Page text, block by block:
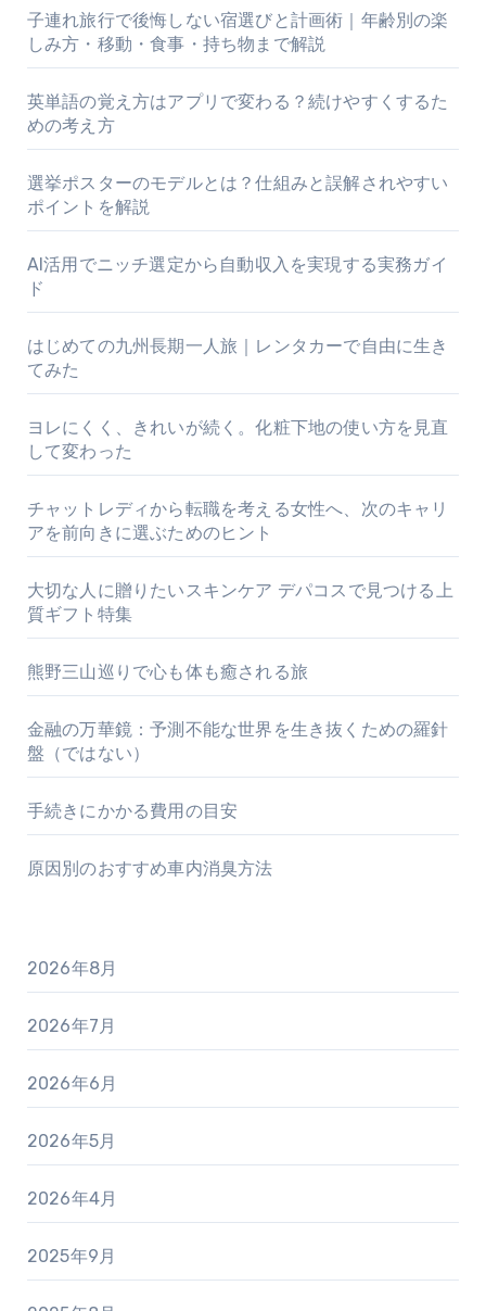
子連れ旅行で後悔しない宿選びと計画術｜年齢別の楽
しみ方・移動・食事・持ち物まで解説
英単語の覚え方はアプリで変わる？続けやすくするた
めの考え方
選挙ポスターのモデルとは？仕組みと誤解されやすい
ポイントを解説
AI活用でニッチ選定から自動収入を実現する実務ガイ
ド
はじめての九州長期一人旅｜レンタカーで自由に生き
てみた
ヨレにくく、きれいが続く。化粧下地の使い方を見直
して変わった
チャットレディから転職を考える女性へ、次のキャリ
アを前向きに選ぶためのヒント
大切な人に贈りたいスキンケア デパコスで見つける上
質ギフト特集
熊野三山巡りで心も体も癒される旅
金融の万華鏡：予測不能な世界を生き抜くための羅針
盤（ではない）
手続きにかかる費用の目安
原因別のおすすめ車内消臭方法
2026年8月
2026年7月
2026年6月
2026年5月
2026年4月
2025年9月